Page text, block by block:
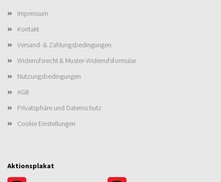
Impressum
Kontakt
Versand- & Zahlungsbedingungen
Widerrufsrecht & Muster-Widerrufsformular
Nutzungsbedingungen
AGB
Privatsphäre und Datenschutz
Cookie Einstellungen
Aktionsplakat